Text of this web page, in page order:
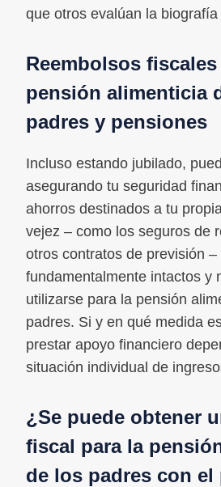
que otros evalúan la
Reembolsos
pensión alimenticia
padres y pensiones
Incluso estando jubilado,
asegurando tu seguridad
ahorros destinados a tu
vejez – como los seguros de
otros contratos de previsión –
fundamentalmente intactos y
utilizarse para la pensión
padres. Si y en qué medida
prestar apoyo financiero
situación individual de
¿Se puede obtener
fiscal para la
de los padres con